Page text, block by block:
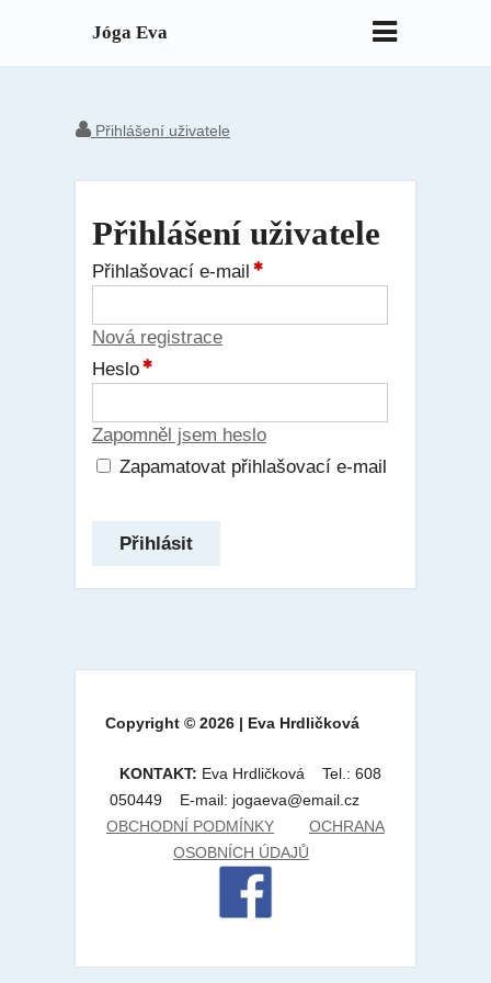
Jóga Eva
Přihlášení uživatele
Přihlášení uživatele
Přihlašovací e-mail
Nová registrace
Heslo
Zapomněl jsem heslo
Zapamatovat přihlašovací e-mail
Copyright © 2026 | Eva Hrdličková
KONTAKT: Eva Hrdličková Tel.: 608
050449 E-mail: jogaeva@email.cz
OBCHODNÍ PODMÍNKY
OCHRANA
OSOBNÍCH ÚDAJŮ